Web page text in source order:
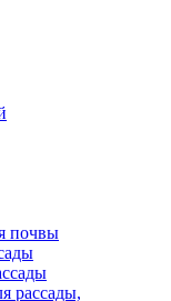
почвы
рассады,